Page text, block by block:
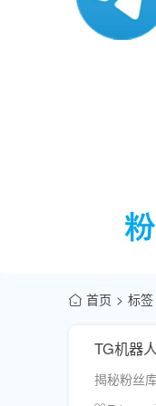
首页 标签
TG机器
揭秘粉丝